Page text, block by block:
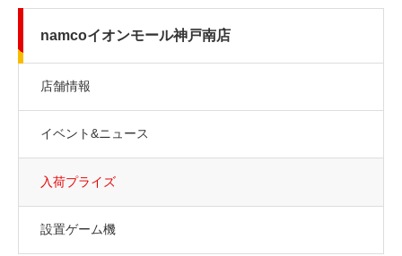
namcoイオンモール神戸南店
店舗情報
イベント&ニュース
入荷プライズ
設置ゲーム機